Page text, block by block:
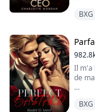
vite,"
BXG
Il m'a
de
BXG